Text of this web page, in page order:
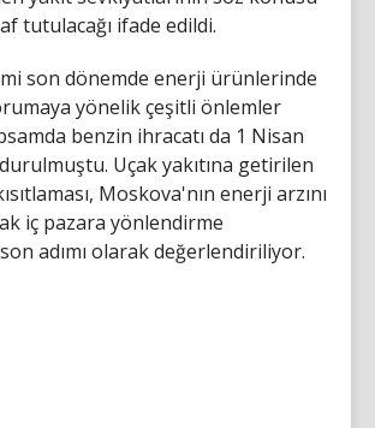
tutulacağı ifade edildi.
son dönemde enerji ürünlerinde
yönelik çeşitli önlemler
benzin ihracatı da 1 Nisan
Uçak yakıtına getirilen
Moskova'nın enerji arzını
iç pazara yönlendirme
adımı olarak değerlendiriliyor.